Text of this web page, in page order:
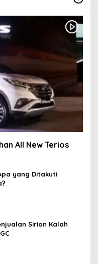
All New Terios
yang Ditakuti
Sirion Kalah